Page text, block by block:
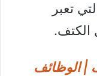
تعبر
| الوظائف